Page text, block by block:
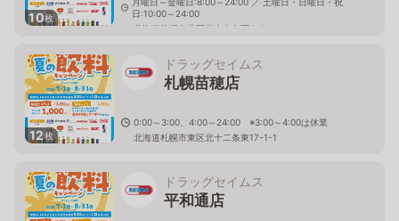
10枚
日:10:00～24:00
北海道札幌市北区北十七条西4-21
12枚
ドラッグセイムス
札幌苗穂店
0:00～3:00、4:00～24:00 ※3:00～4:00は休業
北海道札幌市東区北十二条東17-1-1
ドラッグセイムス
平和通店